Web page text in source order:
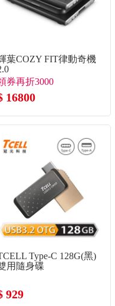
葉COZY FIT律動奇機
券再折3000
16800
Type-C 128G(黑)
用隨身碟
929